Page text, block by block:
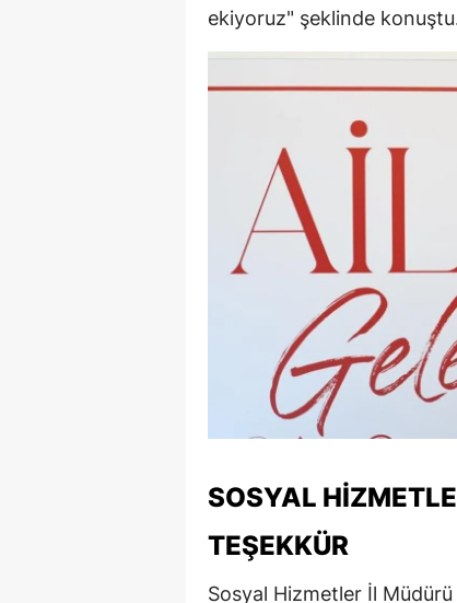
ekiyoruz" şeklinde
SOSYAL
TEŞEKKÜR
Sosyal Hizmetler İl